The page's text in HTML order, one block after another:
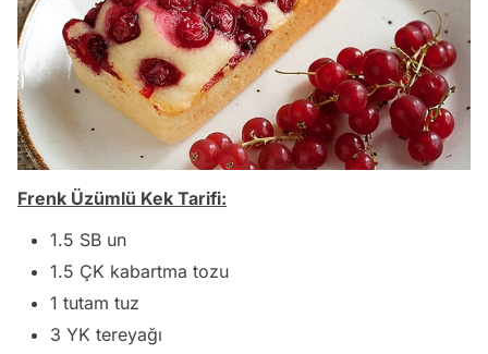
Frenk Üzümlü Kek Tarifi:
1.5 SB un
1.5 ÇK kabartma tozu
1 tutam tuz
3 YK tereyağı